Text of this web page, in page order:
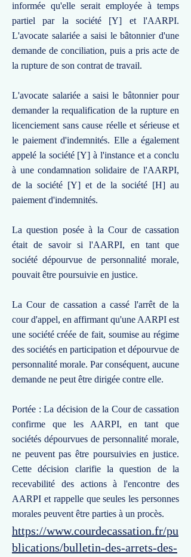
informée qu'elle serait employée à temps
partiel par la société [Y] et l'AARPI.
L'avocate salariée a saisi le bâtonnier d'une
demande de conciliation, puis a pris acte de
la rupture de son contrat de travail.
L'avocate salariée a saisi le bâtonnier pour
demander la requalification de la rupture en
licenciement sans cause réelle et sérieuse et
le paiement d'indemnités. Elle a également
appelé la société [Y] à l'instance et a conclu
à une condamnation solidaire de l'AARPI,
de la société [Y] et de la société [H] au
paiement d'indemnités.
La question posée à la Cour de cassation
était de savoir si l'AARPI, en tant que
société dépourvue de personnalité morale,
pouvait être poursuivie en justice.
La Cour de cassation a cassé l'arrêt de la
cour d'appel, en affirmant qu'une AARPI est
une société créée de fait, soumise au régime
des sociétés en participation et dépourvue de
personnalité morale. Par conséquent, aucune
demande ne peut être dirigée contre elle.
Portée : La décision de la Cour de cassation
confirme que les AARPI, en tant que
sociétés dépourvues de personnalité morale,
ne peuvent pas être poursuivies en justice.
Cette décision clarifie la question de la
recevabilité des actions à l'encontre des
AARPI et rappelle que seules les personnes
morales peuvent être parties à un procès.
https://www.courdecassation.fr/pu
blications/bulletin-des-arrets-des-